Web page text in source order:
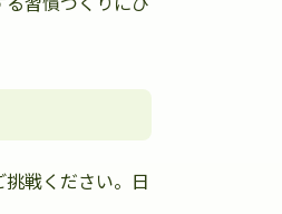
戦ください。日